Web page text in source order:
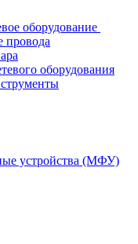
оборудование
провода
оборудования
устройства (МФУ)